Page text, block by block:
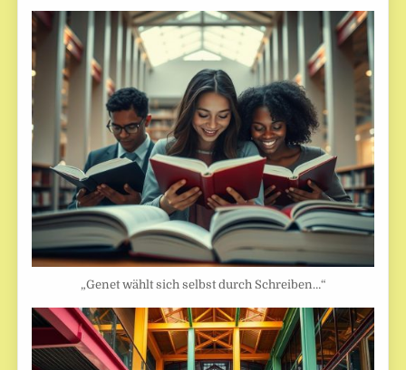
„Genet wählt sich selbst durch Schreiben…“